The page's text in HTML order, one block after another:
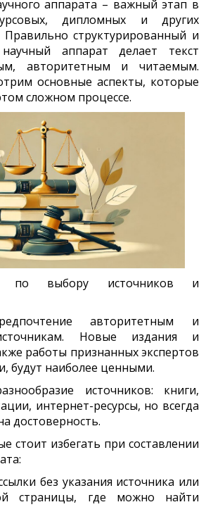
аппарата – важный этап в
дипломных и других
Правильно структурированный и
аппарат делает текст
авторитетным и читаемым.
основные аспекты, которые
сложном процессе.
по выбору источников и
авторитетным и
Новые издания и
работы признанных экспертов
будут наиболее ценными.
источников: книги,
интернет-ресурсы, но всегда
достоверность.
стоит избегать при составлении
без указания источника или
страницы, где можно найти